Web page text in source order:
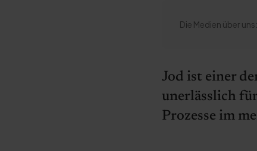
Die Medien über uns:
Jod ist einer
unerlässlich
Prozesse im